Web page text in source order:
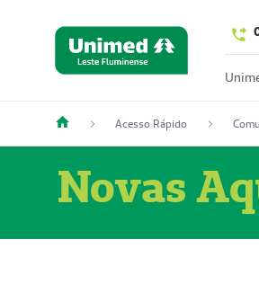
Acesso Rápido
Novas